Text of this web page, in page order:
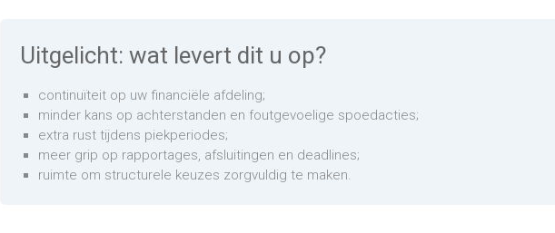
Uitgelicht: wat levert dit u op?
continuïteit op uw financiële afdeling;
minder kans op achterstanden en foutgevoelige spoedacties;
extra rust tijdens piekperiodes;
meer grip op rapportages, afsluitingen en deadlines;
ruimte om structurele keuzes zorgvuldig te maken.